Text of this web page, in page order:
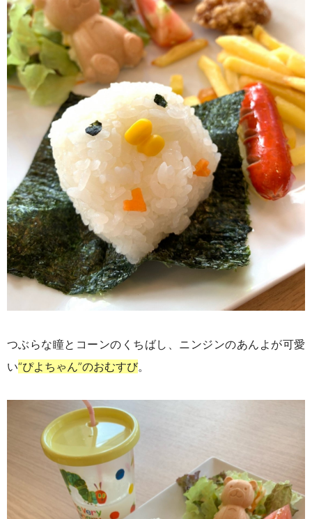
つぶらな瞳とコーンのくちばし、ニンジンのあんよが可愛
い“ぴよちゃん”のおむすび。